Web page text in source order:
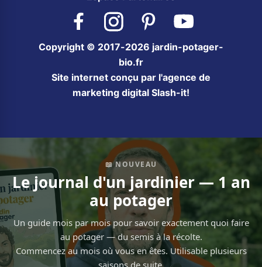
Facebook InstagramPinterest YouTube
Copyright © 2017-2026 jardin-potager-
bio.fr
Site internet conçu par l'agence de
marketing digital Slash-it!
📖 NOUVEAU
Le journal d'un jardinier — 1 an
au potager
Un guide mois par mois pour savoir exactement quoi faire
au potager — du semis à la récolte.
Commencez au mois où vous en êtes. Utilisable plusieurs
saisons de suite.